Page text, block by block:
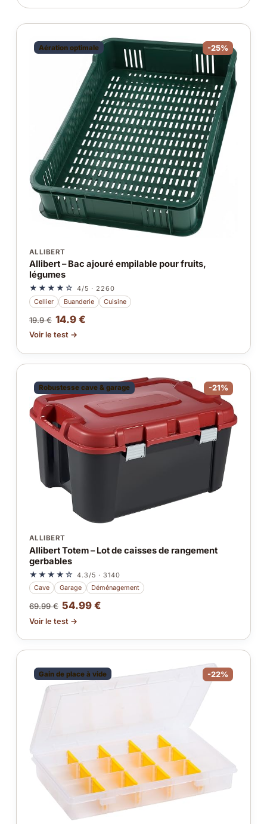
Aération optimale -25%
ALLIBERT
Allibert – Bac ajouré empilable pour fruits,
légumes
★★★★☆ 4/5 · 2260
Cellier
Buanderie Cuisine
19.9 € 14.9 €
Voir le test →
Robustesse cave & garage -21%
ALLIBERT
Allibert Totem – Lot de caisses de rangement
gerbables
★★★★☆ 4.3/5 · 3140
Cave
Garage Déménagement
69.99 € 54.99 €
Voir le test →
Gain de place à vide -22%